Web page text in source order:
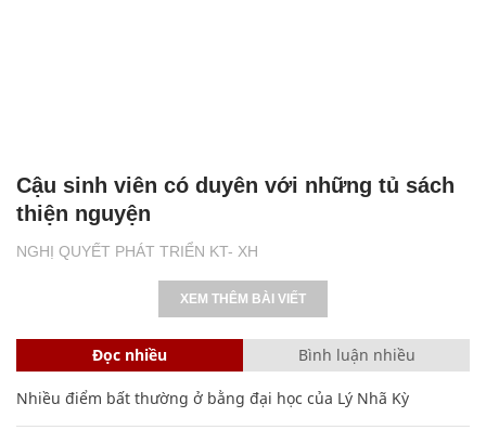
NGHỊ QUYẾT PHÁT TRIỂN KT- XH
Cậu sinh viên có duyên với những tủ sách
thiện nguyện
XEM THÊM BÀI VIẾT
Đọc nhiều Bình luận nhiều
Nhiều điểm bất thường ở bằng đại học của Lý Nhã Kỳ